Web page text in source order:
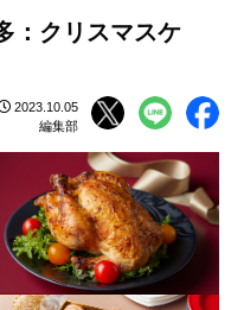
：クリスマスケ
2023.10.05
編集部